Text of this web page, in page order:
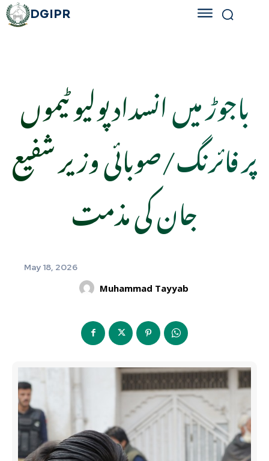
DGIPR
باجوڑ میں انسداد پولیو ٹیموں
پر فائرنگ/صوبائی وزیر شفیع
جان کی مذمت
May 18, 2026
Muhammad Tayyab